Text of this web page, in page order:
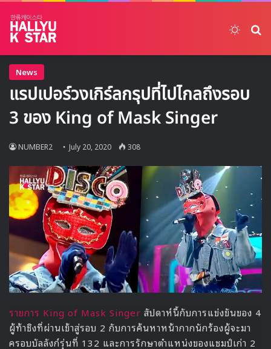
News
แรปเปอร์วงเกิร์ลกรุปที่ไปไกลถึงรอบ
3 ของ King of Mask Singer
NUMBER2 July 20, 2020 308
รายการ King of Mask Singer สัปดาห์นี้กับการแข่งขันของ 4
ผู้ท้าชิงที่ผ่านเข้าสู่รอบ 2 กับการค้นหาหน้ากากนักร้องผู้จะมา
ครอบบัลลังก์รุ่นที่ 132 และการรักษาตำแหน่งของแชมป์เก่า 2